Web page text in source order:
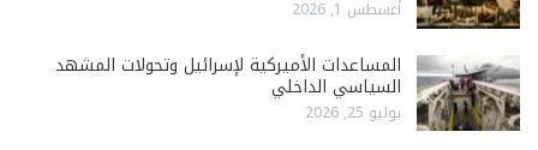
أغسطس 1, 2026
المساعدات الأميركية لإسرائيل وتحولات المشهد
السياسي الداخلي
يوليو 25, 2026